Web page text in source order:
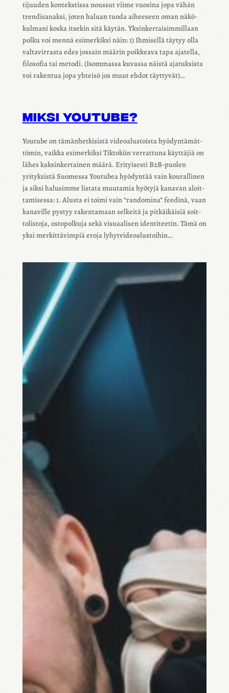
ti­juu­den konteks­tissa nous­sut viime vuosina jopa vähän
tren­di­sa­naksi, joten haluan tuoda aihee­seen oman näkö­
kul­mani koska itse­kin sitä käytän. Yksin­ker­tai­sim­mil­laan
polku voi mennä esimer­kiksi näin: 1) Ihmi­sellä täytyy olla
valta­vir­rasta edes jossain määrin poik­keava tapa ajatella,
filo­so­fia tai metodi. (Isom­massa kuvassa näistä ajatuk­sista
voi raken­tua jopa yhteisö jos muut ehdot täyt­ty­vät)…
MIKSI YOUTUBE?
Youtube on tämän­het­ki­sistä videoa­lus­toista hyödyn­tä­mät­
tö­min, vaikka esimer­kiksi Tikto­kiin verrat­tuna käyt­tä­jiä on
lähes kaksin­ker­tai­nen määrä. Erityi­sesti B2B-puolen
yrityk­sistä Suomessa Youtu­bea hyödyn­tää vain koural­li­nen
ja siksi halusimme listata muuta­mia hyötyjä kana­van aloit­
ta­mi­sessa: 1. Alusta ei toimi vain “rando­mina” feedinä, vaan
kana­ville pystyy raken­ta­maan selkeitä ja pitkäi­käi­siä soit­
to­lis­toja, osto­pol­kuja sekä visu­aa­li­sen iden­ti­tee­tin. Tämä on
yksi merkit­tä­vim­piä eroja lyhyt­vi­deoa­lus­toi­hin…